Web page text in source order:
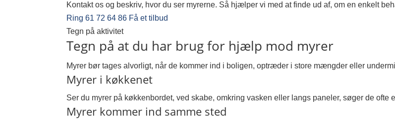
Kontakt os og beskriv, hvor du ser myrerne. Så hjælper vi med at finde ud af, om en enkelt
Ring 61 72 64 86 Få et tilbud
Tegn på aktivitet
Tegn på at du har brug for hjælp mod myrer
Myrer bør tages alvorligt, når de kommer ind i boligen, optræder i store mængder eller
Myrer i køkkenet
Ser du myrer på køkkenbordet, ved skabe, omkring vasken eller langs paneler, søger de ofte
Myrer kommer ind samme sted